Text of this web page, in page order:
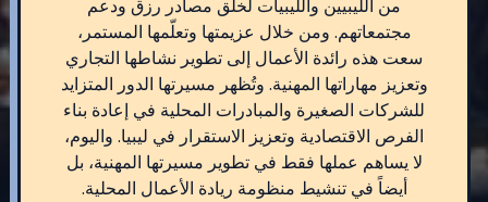
من الليبيين والليبيات لخلق مصادر رزق ودعم
مجتمعاتهم. ومن خلال عزيمتها وتعلّمها المستمر،
سعت هذه رائدة الأعمال إلى تطوير نشاطها التجاري
وتعزيز مهاراتها المهنية. وتُظهر مسيرتها الدور المتزايد
للشركات الصغيرة والمبادرات المحلية في إعادة بناء
الفرص الاقتصادية وتعزيز الاستقرار في ليبيا. واليوم،
لا يساهم عملها فقط في تطوير مسيرتها المهنية، بل
أيضاً في تنشيط منظومة ريادة الأعمال المحلية.